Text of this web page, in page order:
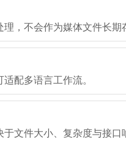
，不会作为媒体文件长期
配多语言工作流。
文件大小、复杂度与接口